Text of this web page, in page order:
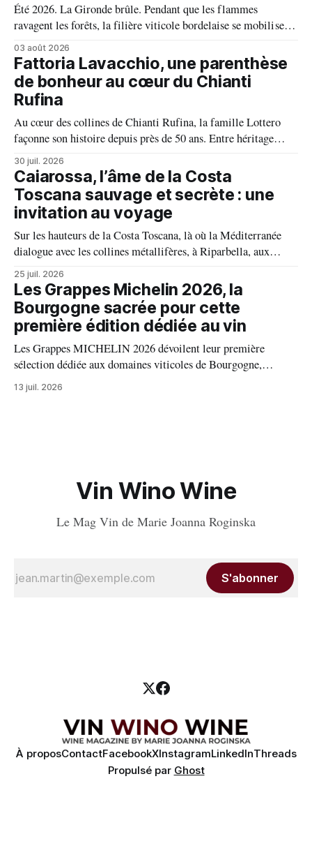
Été 2026. La Gironde brûle. Pendant que les flammes
ravagent les forêts, la filière viticole bordelaise se mobilise,
fait front commun et fait preuve d'une solidarité exemplaire
face aux incendies. Les vignes, sont épargnées et le millésime
s'annonce prometteur. Le feu n'aura pas eu le dernier mot.
03 août 2026
Fattoria Lavacchio, une parenthèse
de bonheur au cœur du Chianti
Rufina
Au cœur des collines de Chianti Rufina, la famille Lottero
façonne son histoire depuis près de 50 ans. Entre héritage
familial, exigence viticole et profond respect du terroir, le
domaine incarne une vision authentique du vin, où chaque
millésime raconte une terre, une passion et un art de vivre.
30 juil. 2026
Caiarossa, l’âme de la Costa
Toscana sauvage et secrète : une
invitation au voyage
Sur les hauteurs de la Costa Toscana, là où la Méditerranée
dialogue avec les collines métallifères, à Riparbella, aux
portes de Bolgheri, Caiarossa cultive une autre idée du grand
vin, celle d'un équilibre vivant entre la terre, les cépages et le
temps.
25 juil. 2026
Les Grappes Michelin 2026, la
Bourgogne sacrée pour cette
première édition dédiée au vin
Les Grappes MICHELIN 2026 dévoilent leur première
sélection dédiée aux domaines viticoles de Bourgogne,
distinguant 94 propriétés pour l’excellence de leurs vins. Au
palmarès : 9 domaines reçoivent trois grappes, 20 deux
13 juil. 2026
Vin Wino Wine
Le Mag Vin de Marie Joanna Roginska
S'abonner
À proposContactFacebookXInstagramLinkedInThreads
Propulsé par Ghost